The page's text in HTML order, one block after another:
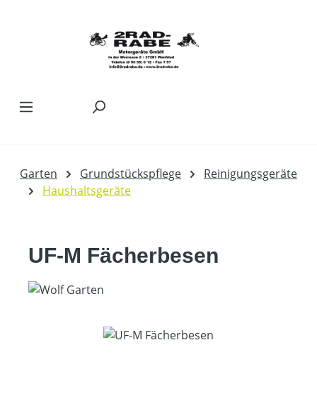
Garten Grundstückspflege
Reinigungsgeräte
Haushaltsgeräte
UF-M Fächerbesen
Bildergalerie überspringen